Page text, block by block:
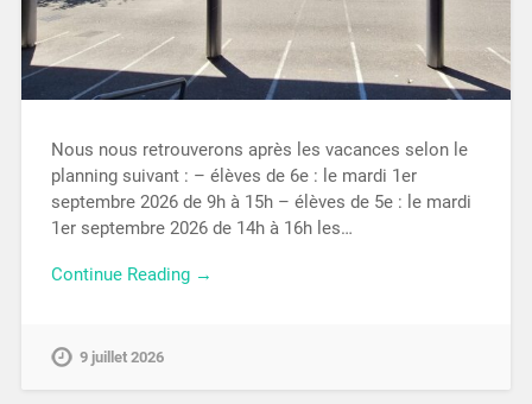
Nous nous retrouverons après les vacances selon le
planning suivant : – élèves de 6e : le mardi 1er
septembre 2026 de 9h à 15h – élèves de 5e : le mardi
1er septembre 2026 de 14h à 16h les…
Continue Reading →
9 juillet 2026